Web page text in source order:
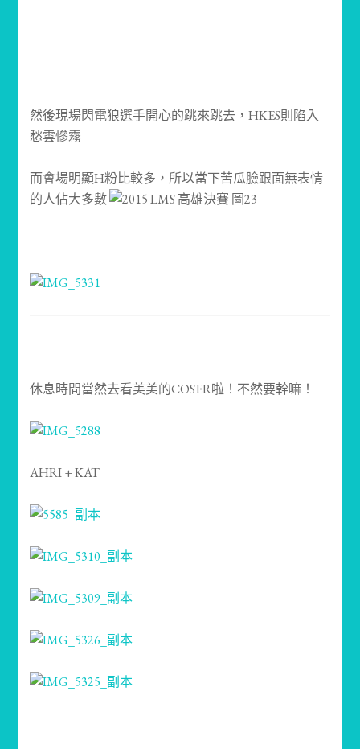
然後現場閃電狼選手開心的跳來跳去，HKES則陷入
愁雲慘霧
而會場明顯H粉比較多，所以當下苦瓜臉跟面無表情
的人佔大多數
休息時間當然去看美美的COSER啦！不然要幹嘛！
AHRI + KAT